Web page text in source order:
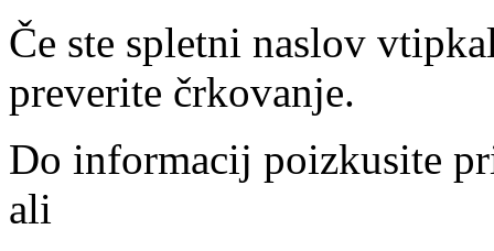
Če ste spletni naslov
preverite črkovanje.
Do informacij poizkusite
ali